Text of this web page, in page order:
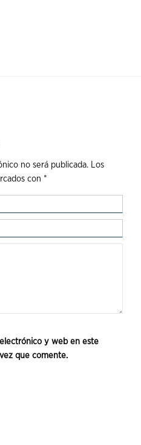
no será publicada. Los
con *
y web en este
que comente.